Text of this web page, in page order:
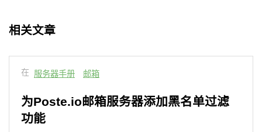
相关文章
在 服务器手册 邮箱
为Poste.io邮箱服务器添加黑名单过滤
功能